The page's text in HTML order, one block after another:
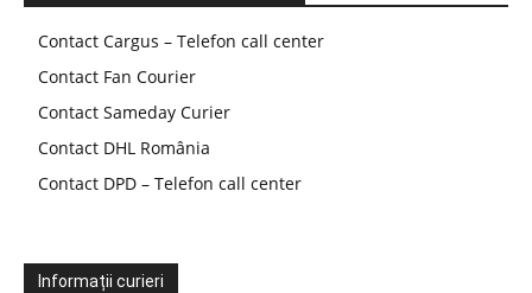
Contact Cargus – Telefon call center
Contact Fan Courier
Contact Sameday Curier
Contact DHL România
Contact DPD – Telefon call center
Informații curieri